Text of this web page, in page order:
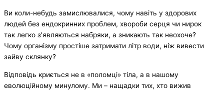
Ви коли-небудь замислювалися, чому навіть у здорових
людей без ендокринних проблем, хвороби серця чи нирок
так легко з’являються набряки, а зникають так неохоче?
Чому організму простіше затримати літр води, ніж вивести
зайву склянку?
Відповідь криється не в «поломці» тіла, а в нашому
еволюційному минулому. Ми – нащадки тих, хто вижив